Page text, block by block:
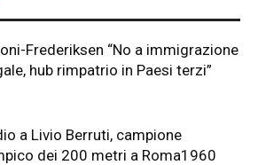
Frederiksen “No a immigrazione
hub rimpatrio in Paesi terzi”
a Livio Berruti, campione
dei 200 metri a Roma1960